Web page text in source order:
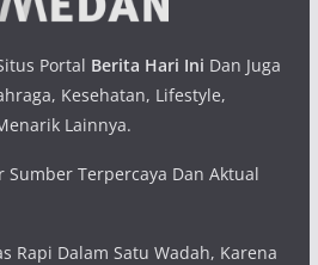
Portal Berita Hari Ini Dan Juga
Kesehatan, Lifestyle,
Lainnya.
Terpercaya Dan Aktual
Rapi Dalam Satu Wadah, Karena